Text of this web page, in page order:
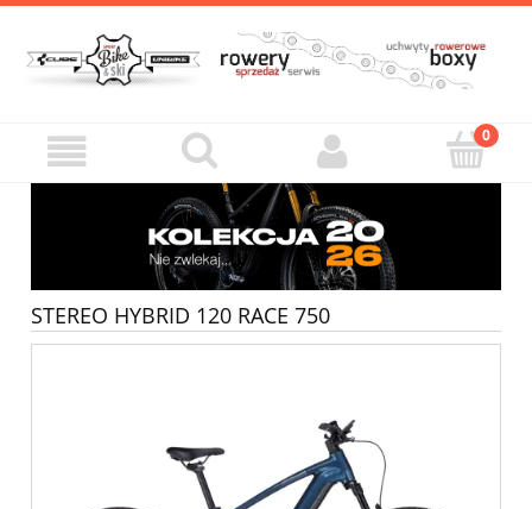
STEREO HYBRID 120 RACE 750